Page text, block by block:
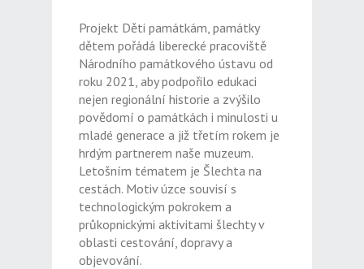
Projekt Děti památkám, památky
dětem pořádá liberecké pracoviště
Národního památkového ústavu od
roku 2021, aby podpořilo edukaci
nejen regionální historie a zvýšilo
povědomí o památkách i minulosti u
mladé generace a již třetím rokem je
hrdým partnerem naše muzeum.
Letošním tématem je Šlechta na
cestách. Motiv úzce souvisí s
technologickým pokrokem a
průkopnickými aktivitami šlechty v
oblasti cestování, dopravy a
objevování.